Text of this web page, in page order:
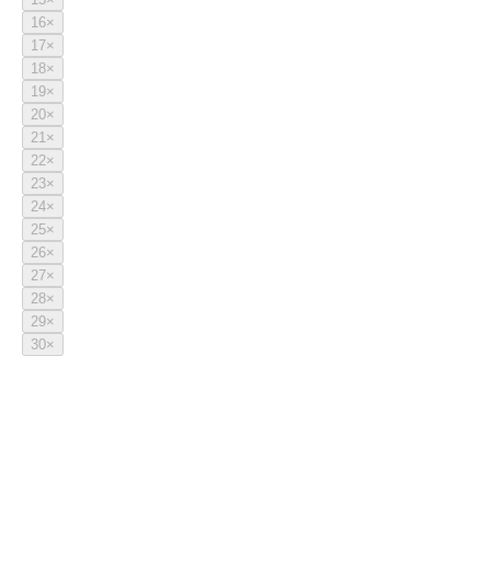
16×
17×
18×
19×
20×
21×
22×
23×
24×
25×
26×
27×
28×
29×
30×